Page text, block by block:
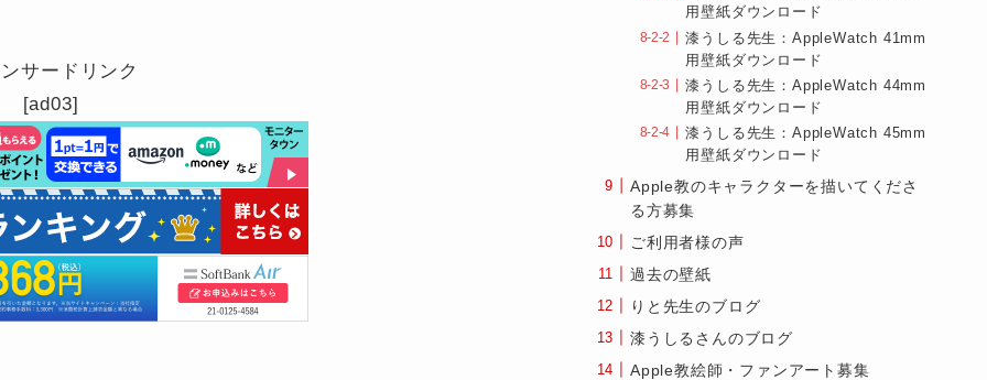
サードリンク
[ad03]
用壁紙ダウンロード
漆うしる先生：AppleWatch 41mm
用壁紙ダウンロード
漆うしる先生：AppleWatch 44mm
用壁紙ダウンロード
漆うしる先生：AppleWatch 45mm
用壁紙ダウンロード
Apple教のキャラクターを描いてくださ
る方募集
ご利用者様の声
過去の壁紙
りと先生のブログ
漆うしるさんのブログ
Apple教絵師・ファンアート募集